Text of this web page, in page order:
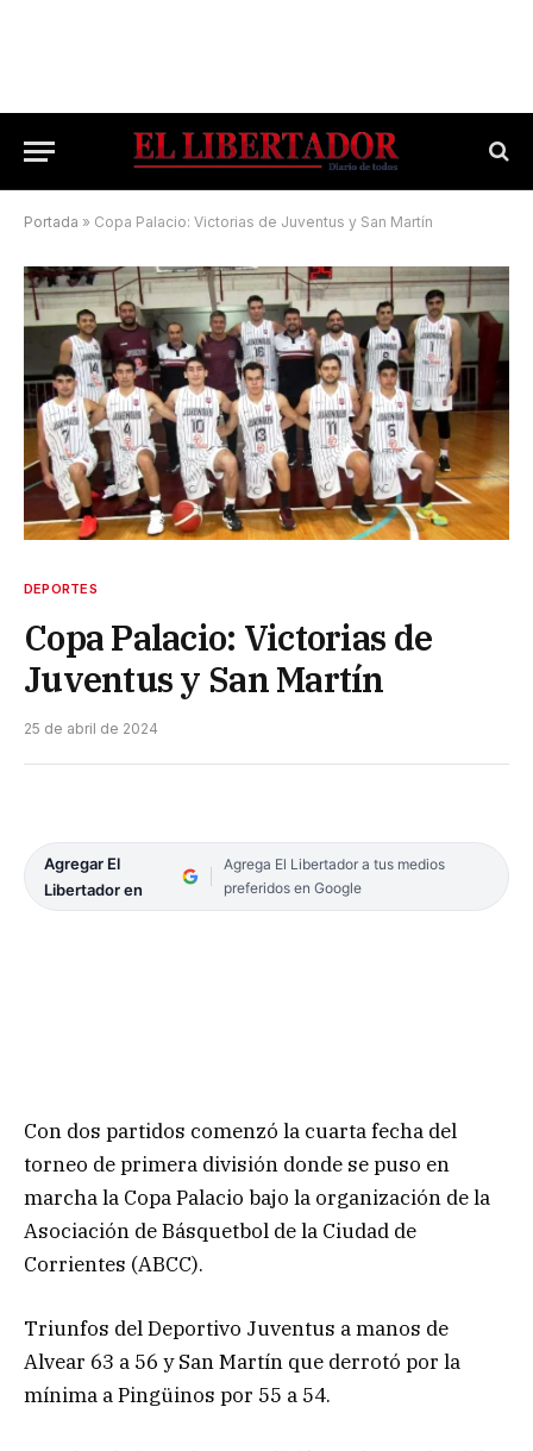
Portada » Copa Palacio: Victorias de Juventus y San Martín
DEPORTES
Copa Palacio: Victorias de
Juventus y San Martín
25 de abril de 2024
Agregar El
Libertador en
Agrega El Libertador a tus medios
preferidos en Google
Con dos partidos comenzó la cuarta fecha del
torneo de primera división donde se puso en
marcha la Copa Palacio bajo la organización de la
Asociación de Básquetbol de la Ciudad de
Corrientes (ABCC).
Triunfos del Deportivo Juventus a manos de
Alvear 63 a 56 y San Martín que derrotó por la
mínima a Pingüinos por 55 a 54.